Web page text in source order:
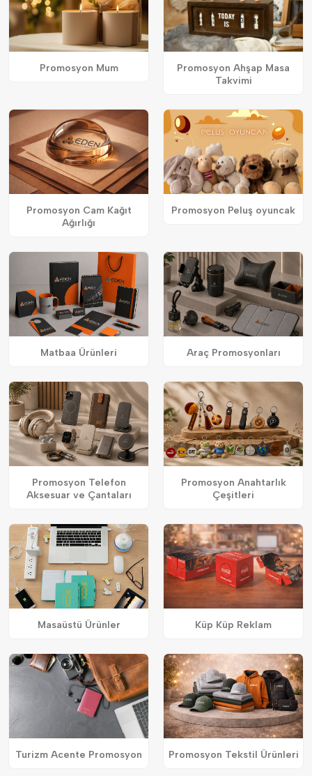
Promosyon Mum
Promosyon Ahşap Masa
Takvimi
Promosyon Cam Kağıt
Ağırlığı
Promosyon Peluş oyuncak
Matbaa Ürünleri Araç Promosyonları
Promosyon Telefon
Aksesuar ve Çantaları
Promosyon Anahtarlık
Çeşitleri
Masaüstü Ürünler Küp Küp Reklam
Turizm Acente Promosyon Promosyon Tekstil Ürünleri